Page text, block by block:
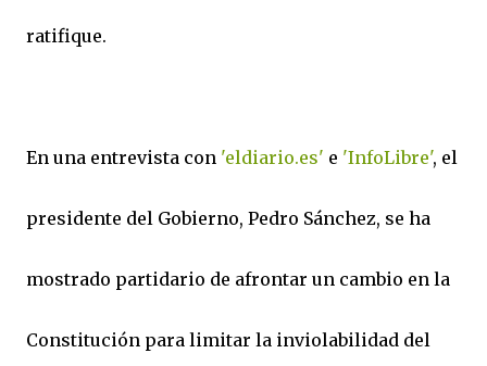
ratifique.
En una entrevista con 'eldiario.es' e 'InfoLibre', el
presidente del Gobierno, Pedro Sánchez, se ha
mostrado partidario de afrontar un cambio en la
Constitución para limitar la inviolabilidad del